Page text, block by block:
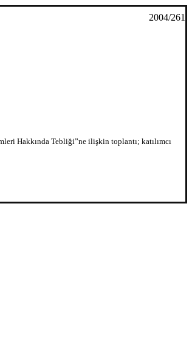
2004/261
Hakkında Tebliği”ne ilişkin toplantı; katılımcı